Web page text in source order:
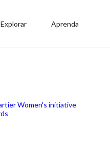
Explorar Aprenda